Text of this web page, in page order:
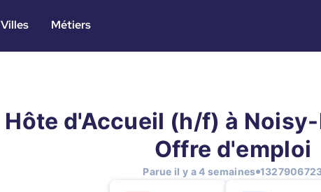
Villes Métiers
Hôte d'Accueil (h/f) à
Offre d'emploi
Parue il y a 4 semaines